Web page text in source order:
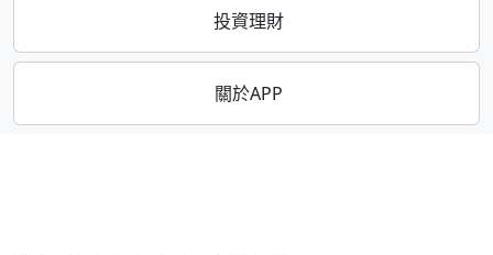
投資理財
關於APP